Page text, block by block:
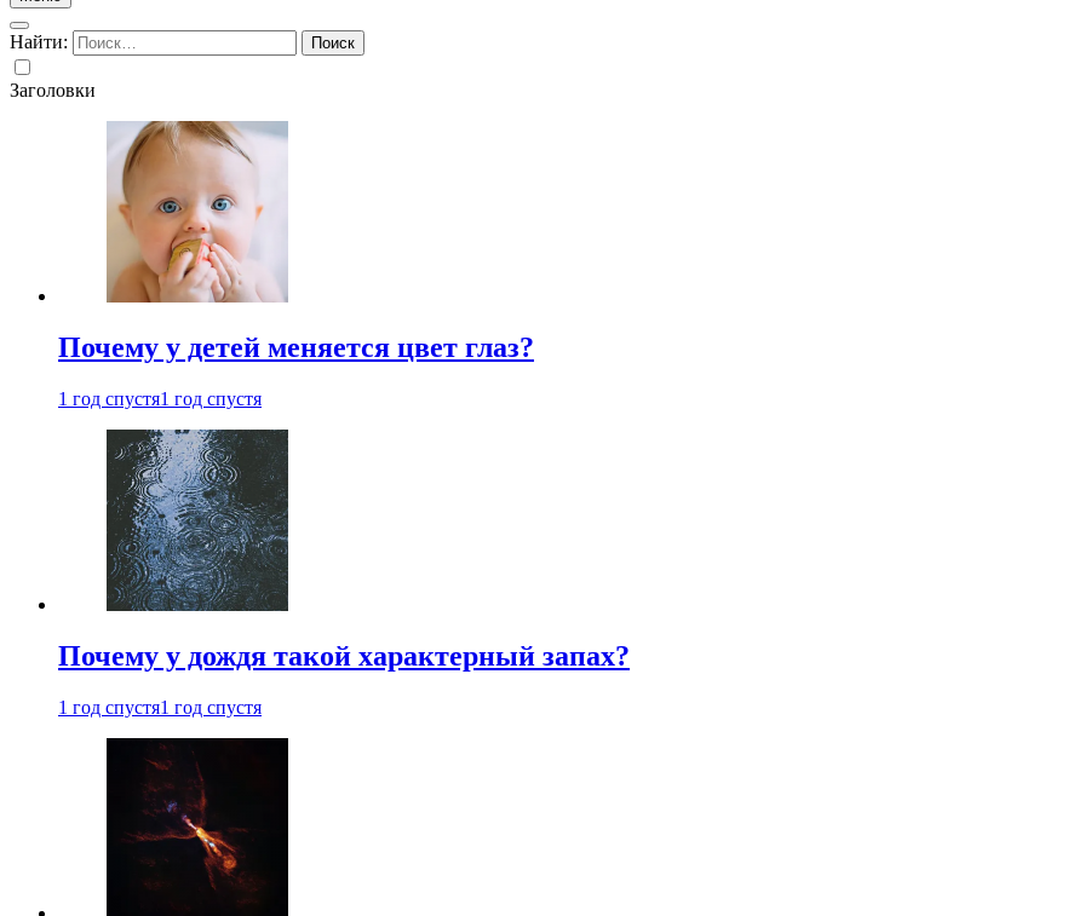
Найти:
Заголовки
Почему у детей меняется цвет глаз?
1 год спустя1 год спустя
Почему у дождя такой характерный запах?
1 год спустя1 год спустя